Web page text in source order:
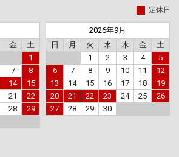
定休日
金
土
1
7
8
14
15
21
22
28
29
2026年9月
日
月 火 水 木 金
土
1
2 3 4
5
6
7 8 9 10 11
12
13
14 15 16 17 18
19
20
21 22 23 24 25
26
27
28 29 30